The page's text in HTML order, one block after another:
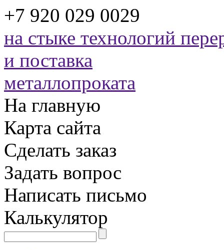
+7 920 029 0029
на стыке технологий
и поставка
металлопроката
На главную
Карта сайта
Сделать заказ
Задать вопрос
Написать письмо
Калькулятор